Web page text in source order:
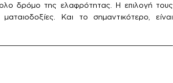
δρόμο της ελαφρότητας. Η επιλογή τους
Και το σημαντικότερο, είναι